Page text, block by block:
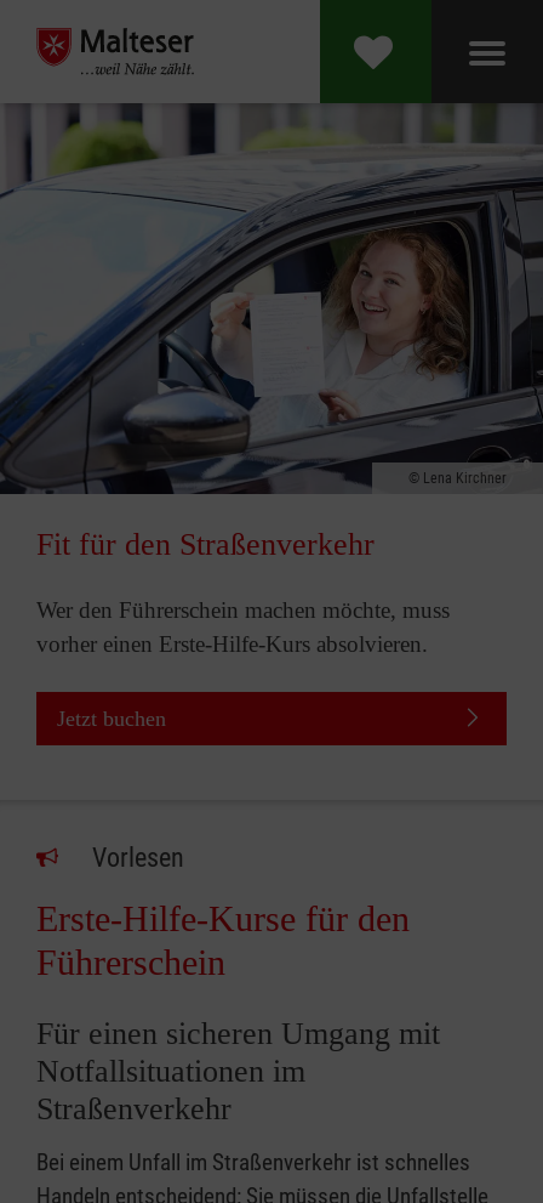
Lena Kirchner
Fit für den Straßenverkehr
Wer den Führerschein machen möchte, muss
vorher einen Erste-Hilfe-Kurs absolvieren.
Jetzt buchen
Vorlesen
Erste-Hilfe-Kurse für den
Führerschein
Für einen sicheren Umgang mit
Notfallsituationen im
Straßenverkehr
Bei einem Unfall im Straßenverkehr ist schnelles
Handeln entscheidend: Sie müssen die Unfallstelle